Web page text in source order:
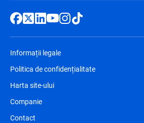
Informații legale
Politica de confidențialitate
Harta site-ului
Companie
Contact